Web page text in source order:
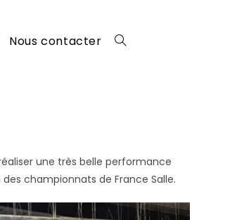
Nous contacter Toggle
une très belle performance
championnats de France Salle.